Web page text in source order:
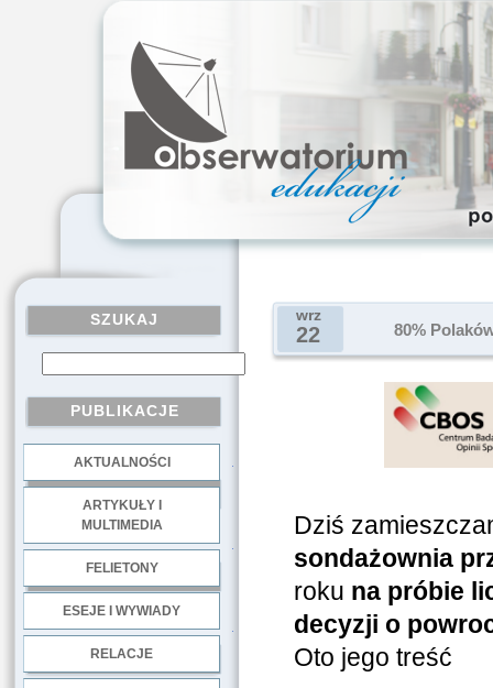
SZUKAJ
PUBLIKACJE
AKTUALNOŚCI
ARTYKUŁY I
MULTIMEDIA
FELIETONY
ESEJE I WYWIADY
RELACJE
wrz
22 80%
Dziś
sondażownia
roku na próbie
decyzji o
Oto jego treść